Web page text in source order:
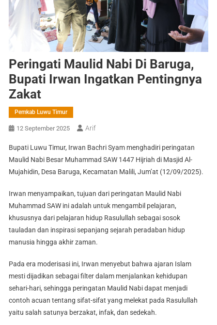
Peringati Maulid Nabi Di Baruga,
Bupati Irwan Ingatkan Pentingnya
Zakat
Pemkab Luwu Timur
12 September 2025 Arif
Bupati Luwu Timur, Irwan Bachri Syam menghadiri peringatan
Maulid Nabi Besar Muhammad SAW 1447 Hijriah di Masjid Al-
Mujahidin, Desa Baruga, Kecamatan Malili, Jum’at (12/09/2025).
Irwan menyampaikan, tujuan dari peringatan Maulid Nabi
Muhammad SAW ini adalah untuk mengambil pelajaran,
khususnya dari pelajaran hidup Rasulullah sebagai sosok
tauladan dan inspirasi sepanjang sejarah peradaban hidup
manusia hingga akhir zaman.
Pada era moderisasi ini, Irwan menyebut bahwa ajaran Islam
mesti dijadikan sebagai filter dalam menjalankan kehidupan
sehari-hari, sehingga peringatan Maulid Nabi dapat menjadi
contoh acuan tentang sifat-sifat yang melekat pada Rasulullah
yaitu salah satunya berzakat, infak, dan sedekah.